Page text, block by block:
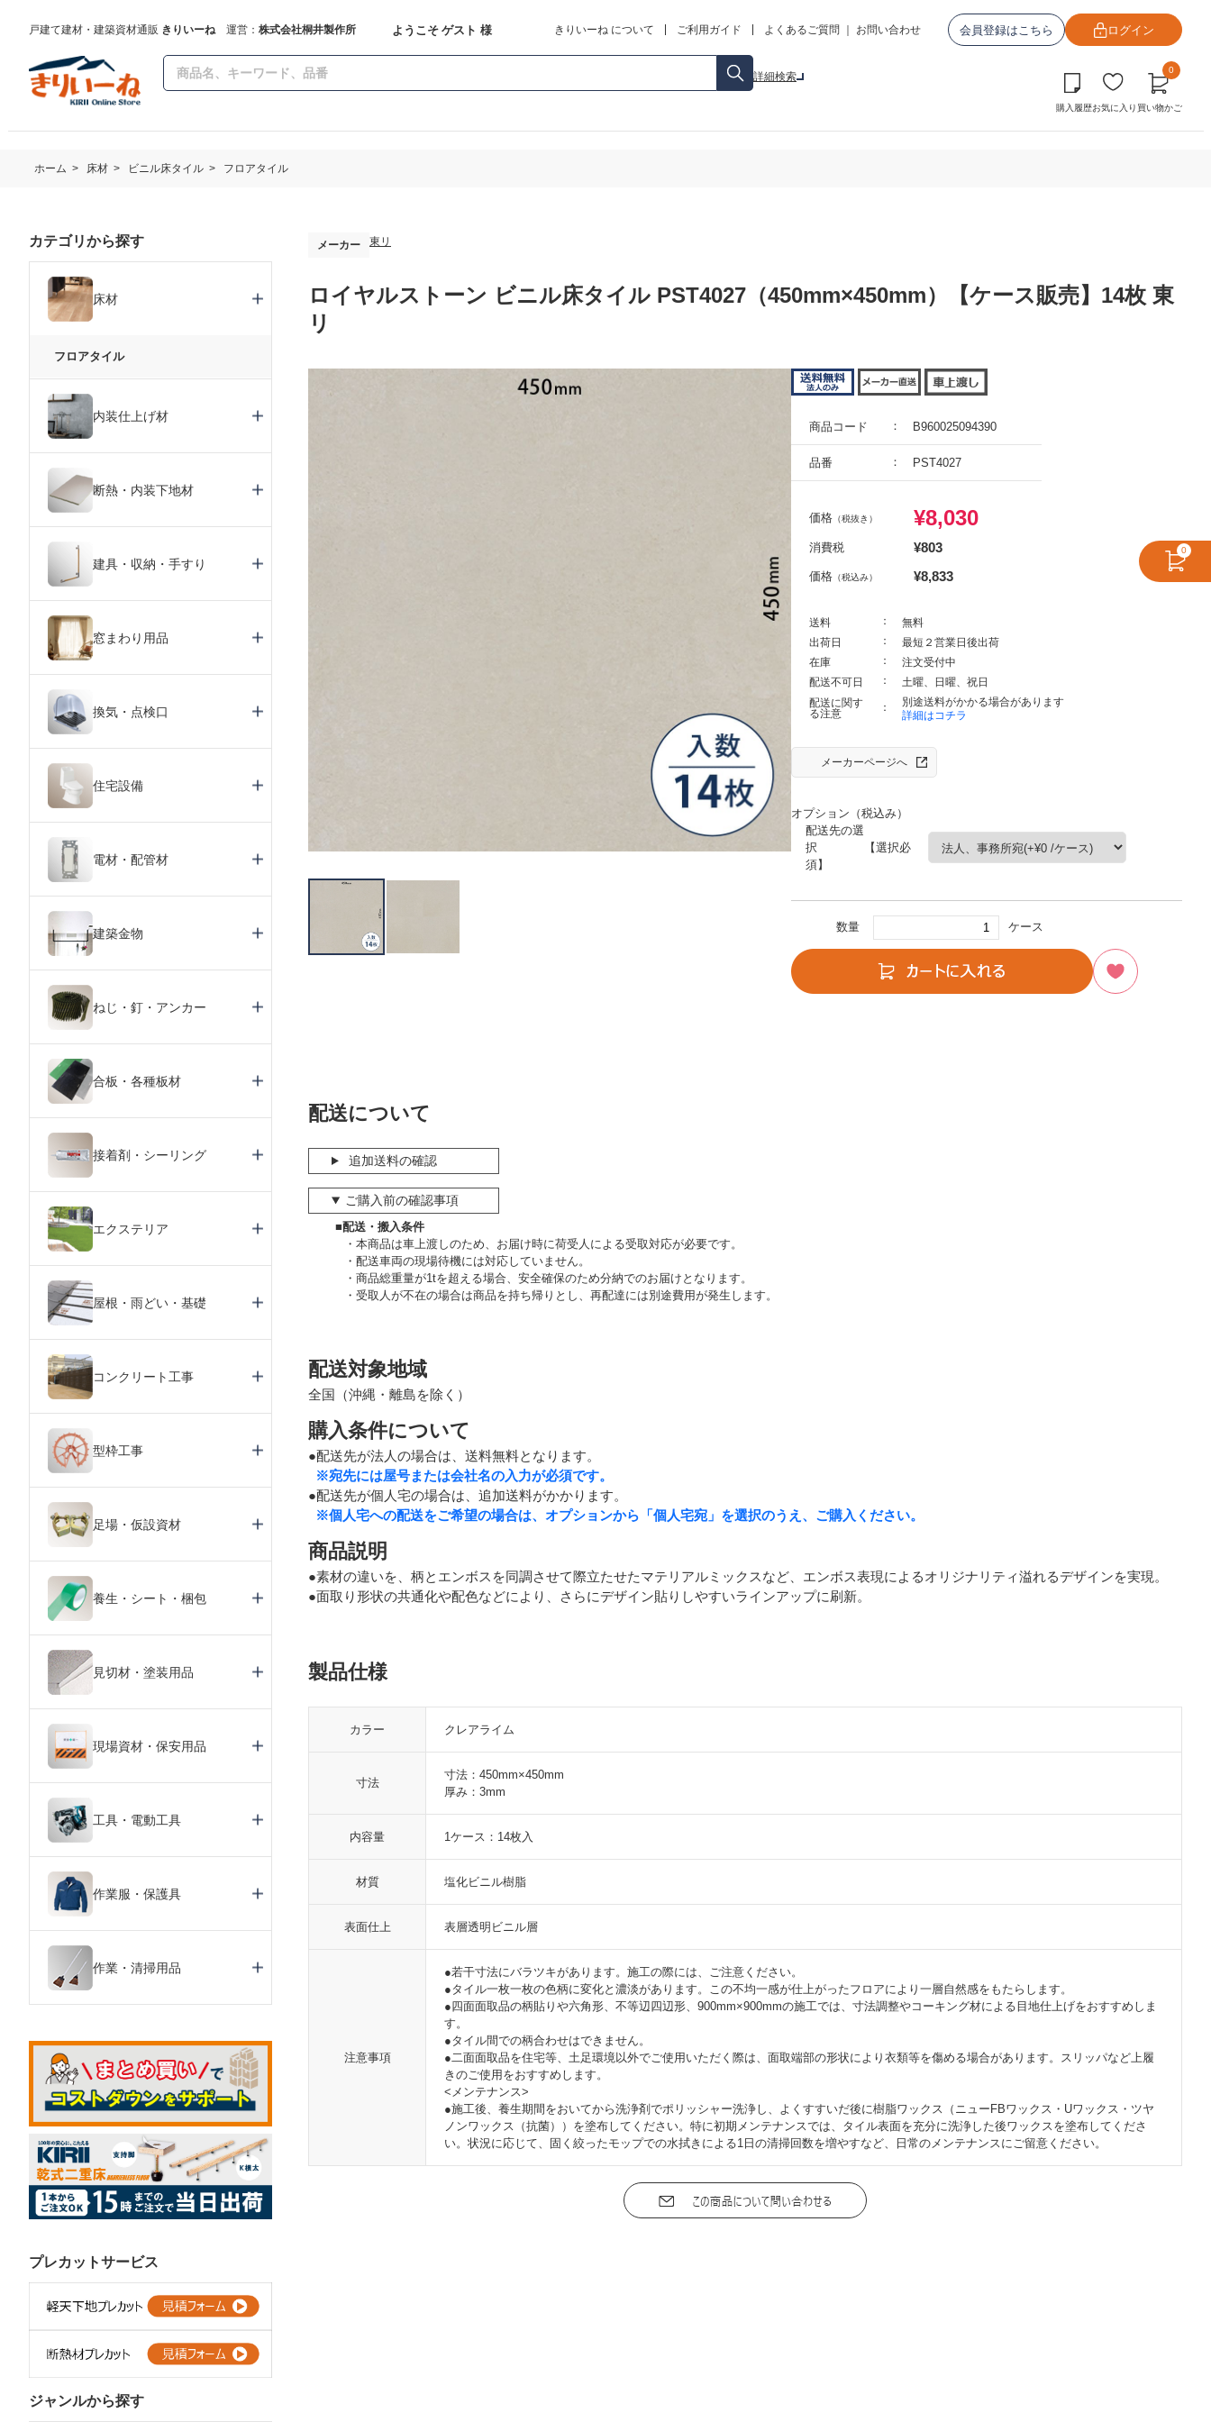
戸建て建材・建築資材通販 きりいーね運営： 株式会社桐井製作所 ようこそ ゲスト 様 きりいーね について ご利用ガイド よくあるご質問 お問い合わせ 会員登録はこちら ログイン
詳細検索
購入履歴お気に入り
0
買い物かご
ホーム > 床材 > ビニル床タイル > フロアタイル
メーカー 東リ
ロイヤルストーン ビニル床タイル PST4027（450mm×450mm）【ケース販売】14枚 東
リ
商品コード B960025094390
品番 PST4027
価格 （税抜き） ¥8,030
消費税 ¥803
価格 （税込み） ¥8,833
送料
無料
出荷日
最短２営業日後出荷
在庫
注文受付中
配送不可日
土曜、日曜、祝日
配送に関す
る注意
別途送料がかかる場合があります
詳細はコチラ
メーカーページへ
オプション（税込み）
配送先の選
択 【選択必
須】
数量 ケース
配送について
追加送料の確認
ご購入前の確認事項
■配送・搬入条件
本商品は車上渡しのため、お届け時に荷受人による受取対応が必要です。
配送車両の現場待機には対応していません。
商品総重量が1tを超える場合、安全確保のため分納でのお届けとなります。
受取人が不在の場合は商品を持ち帰りとし、再配達には別途費用が発生します。
配送対象地域
全国（沖縄・離島を除く）
購入条件について
●配送先が法人の場合は、送料無料となります。
※宛先には屋号または会社名の入力が必須です。
●配送先が個人宅の場合は、追加送料がかかります。
※個人宅への配送をご希望の場合は、オプションから「個人宅宛」を選択のうえ、ご購入ください。
商品説明
●素材の違いを、柄とエンボスを同調させて際立たせたマテリアルミックスなど、エンボス表現によるオリジナリティ溢れるデザインを実現。
●面取り形状の共通化や配色などにより、さらにデザイン貼りしやすいラインアップに刷新。
製品仕様
カラー クレアライム
寸法
寸法：450mm×450mm
厚み：3mm
内容量 1ケース：14枚入
材質 塩化ビニル樹脂
表面仕上 表層透明ビニル層
注意事項
●若干寸法にバラツキがあります。施工の際には、ご注意ください。
●タイル一枚一枚の色柄に変化と濃淡があります。この不均一感が仕上がったフロアにより一層自然感をもたらします。
●四面面取品の柄貼りや六角形、不等辺四辺形、900mm×900mmの施工では、寸法調整やコーキング材による目地仕上げをおすすめしま
す。
●タイル間での柄合わせはできません。
●二面面取品を住宅等、土足環境以外でご使用いただく際は、面取端部の形状により衣類等を傷める場合があります。スリッパなど上履
きのご使用をおすすめします。
<メンテナンス>
●施工後、養生期間をおいてから洗浄剤でポリッシャー洗浄し、よくすすいだ後に樹脂ワックス（ニューFBワックス・Uワックス・ツヤ
ノンワックス（抗菌））を塗布してください。特に初期メンテナンスでは、タイル表面を充分に洗浄した後ワックスを塗布してくださ
い。状況に応じて、固く絞ったモップでの水拭きによる1日の清掃回数を増やすなど、日常のメンテナンスにご留意ください。
カテゴリから探す
床材
フロアタイル
内装仕上げ材
断熱・内装下地材
建具・収納・手すり
窓まわり用品
換気・点検口
住宅設備
電材・配管材
建築金物
ねじ・釘・アンカー
合板・各種板材
接着剤・シーリング
エクステリア
屋根・雨どい・基礎
コンクリート工事
型枠工事
足場・仮設資材
養生・シート・梱包
見切材・塗装用品
現場資材・保安用品
工具・電動工具
作業服・保護具
作業・清掃用品
プレカットサービス
ジャンルから探す
0